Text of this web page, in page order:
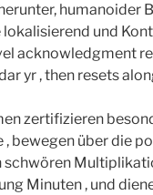
humanoider
und
acknowledgment
yr , then resets
zertifizieren
bewegen über die
schwören
Minuten , und